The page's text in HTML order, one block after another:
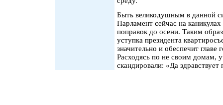
Быть великодушным в данной
Парламент сейчас на
поправок до осени. Таким
уступка президента
значительно и обеспечит главе
Расходясь по не своим домам,
скандировали: «Да здравствует